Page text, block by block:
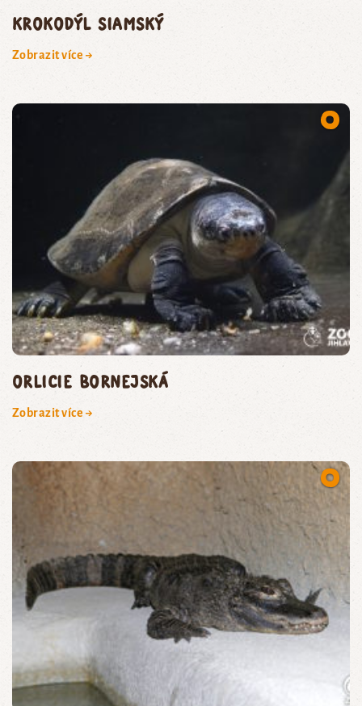
krokodýl siamský
Zobrazit více →
orlicie bornejská
Zobrazit více →